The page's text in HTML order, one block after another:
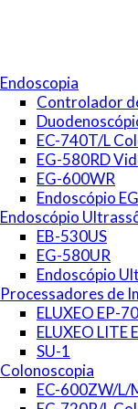
Endoscopia
Controlador
EC-740T/L
EG-580RD
EG-600WR
Endoscópio
Endoscópio
EB-530US
EG-580UR
Endoscópio
Processadores de
ELUXEO EP-
ELUXEO LITE
SU-1
Colonoscopia
EC-600ZW/L/